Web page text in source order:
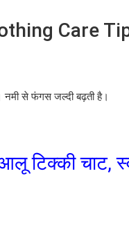
Care
से फंगस जल्दी बढ़ती है।
आलू टिक्की